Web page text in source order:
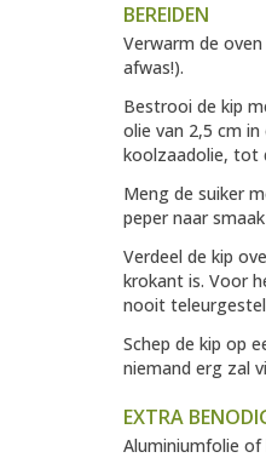
BEREIDEN
Verwarm de
afwas!).
Bestrooi de kip
olie van 2,5 cm
koolzaadolie, tot
Meng de suiker
peper naar
Verdeel de kip
krokant is. Voor
nooit
Schep de kip op
niemand erg zal
EXTRA
Aluminiumfolie of